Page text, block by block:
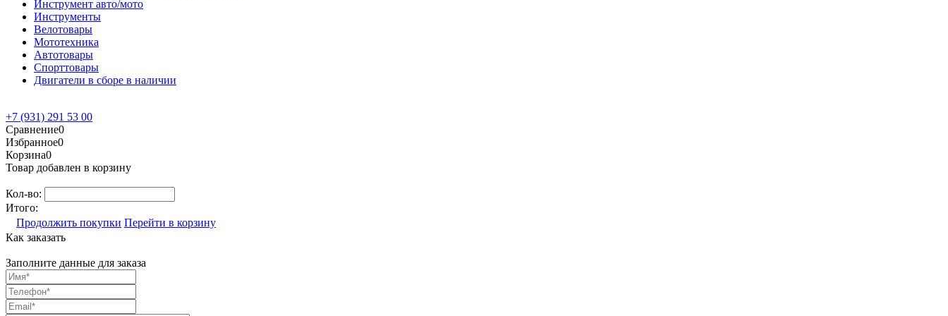
Инструмент авто/мото
Инструменты
Велотовары
Мототехника
Автотовары
Спорттовары
Двигатели в сборе в наличии
+7 (931) 291 53 00
Сравнение0
Избранное0
Корзина0
Товар добавлен в корзину
Кол-во:
Итого:
Продолжить покупки Перейти в корзину
Как заказать
Заполните данные для заказа